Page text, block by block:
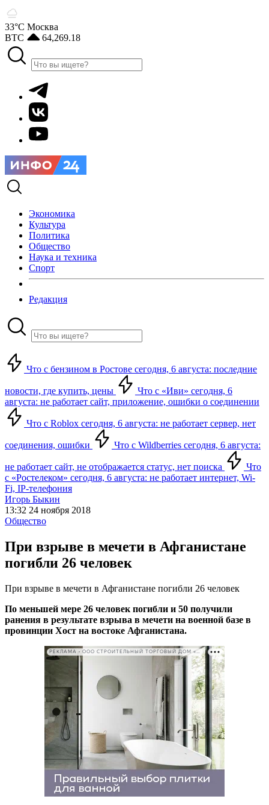
33°С Москва
BTC
64,269.18
Экономика
Культура
Политика
Общество
Наука и техника
Спорт
Редакция
Что с бензином в Ростове сегодня, 6 августа: последние
новости, где купить, цены
Что с «Иви» сегодня, 6
августа: не работает сайт, приложение, ошибки о соединении
Что с Roblox сегодня, 6 августа: не работает сервер, нет
соединения, ошибки Что с Wildberries сегодня, 6 августа:
не работает сайт, не отображается статус, нет поиска
Что
с «Ростелеком» сегодня, 6 августа: не работает интернет, Wi-
Fi, IP-телефония
Игорь Быкин
13:32 24 ноября 2018
Общество
При взрыве в мечети в Афганистане
погибли 26 человек
При взрыве в мечети в Афганистане погибли 26 человек
По меньшей мере 26 человек погибли и 50 получили
ранения в результате взрыва в мечети на военной базе в
провинции Хост на востоке Афганистана.
РЕКЛАМА • ООО СТРОИТЕЛЬНЫЙ ТОРГОВЫЙ ДОМ «ПЕТРОВИЧ». ИНН: 7802348846